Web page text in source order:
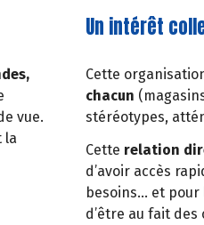
vue.
la
Un intérêt
Cette
chacun
stéréotypes,
Cette relation
d’avoir accès
besoins… et pour
d’être au fait